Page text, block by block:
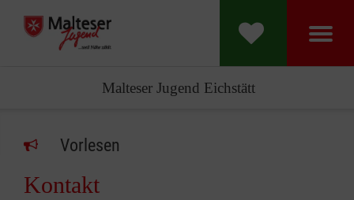
Malteser Jugend Eichstätt
Vorlesen
Kontakt